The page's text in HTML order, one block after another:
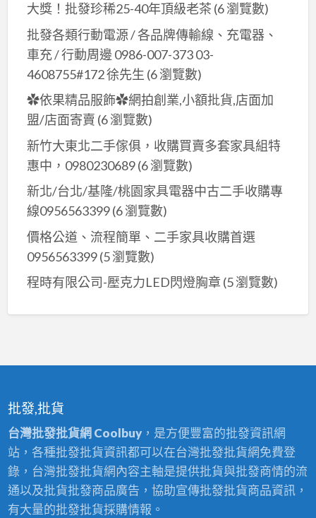
大獎！批發珍稀25-40年頂級老茶 (6 瀏覽數)
批發各類行動電源 / 各品牌傳輸線、充電器、
車充 / 行動周邊 0986-007-373 03-
4608755#172 徐先生 (6 瀏覽數)
✿依果精品服飾✿網拍創業,小額批貨,店面加
盟/店面寄賣 (6 瀏覽數)
新竹大東北二手傢俱，收購買賣多套家具組特
惠中，0980230689(6 瀏覽數)
新北/台北/基隆/桃園家具電器中古二手收購專
線0956563399(6 瀏覽數)
價格公道、流程簡單、二手家具收購首選
0956563399(5 瀏覽數)
程時有限公司-壓克力LED閃燈胸章(5 瀏覽數)
批發,批貨
台灣批發批貨網 Coolbuy，是方便豐富的批發資訊網
站，各種批發批貨資訊都可以在台灣批發批貨網免費登
錄，台灣批發批貨網內容主軸是提供批貨與批發商情的流
通以及批貨批發商品廣告，協助宣傳批發批貨商品資訊，
有大量的批發批貨採購情報。